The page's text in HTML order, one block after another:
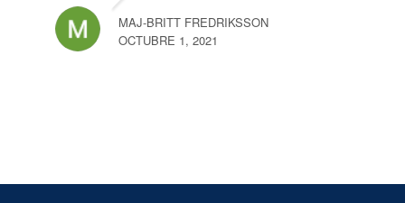
MAJ-BRITT FREDRIKSSON
OCTUBRE 1, 2021